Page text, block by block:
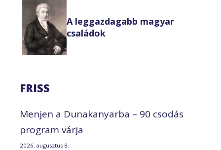
A leggazdagabb magyar
családok
FRISS
Menjen a Dunakanyarba – 90 csodás
program várja
2026. augusztus 8.